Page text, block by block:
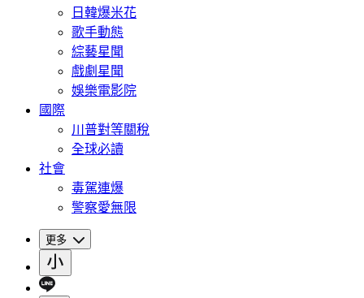
日韓爆米花
歌手動態
綜藝星聞
戲劇星聞
娛樂電影院
國際
川普對等關稅
全球必讀
社會
毒駕連爆
警察愛無限
更多